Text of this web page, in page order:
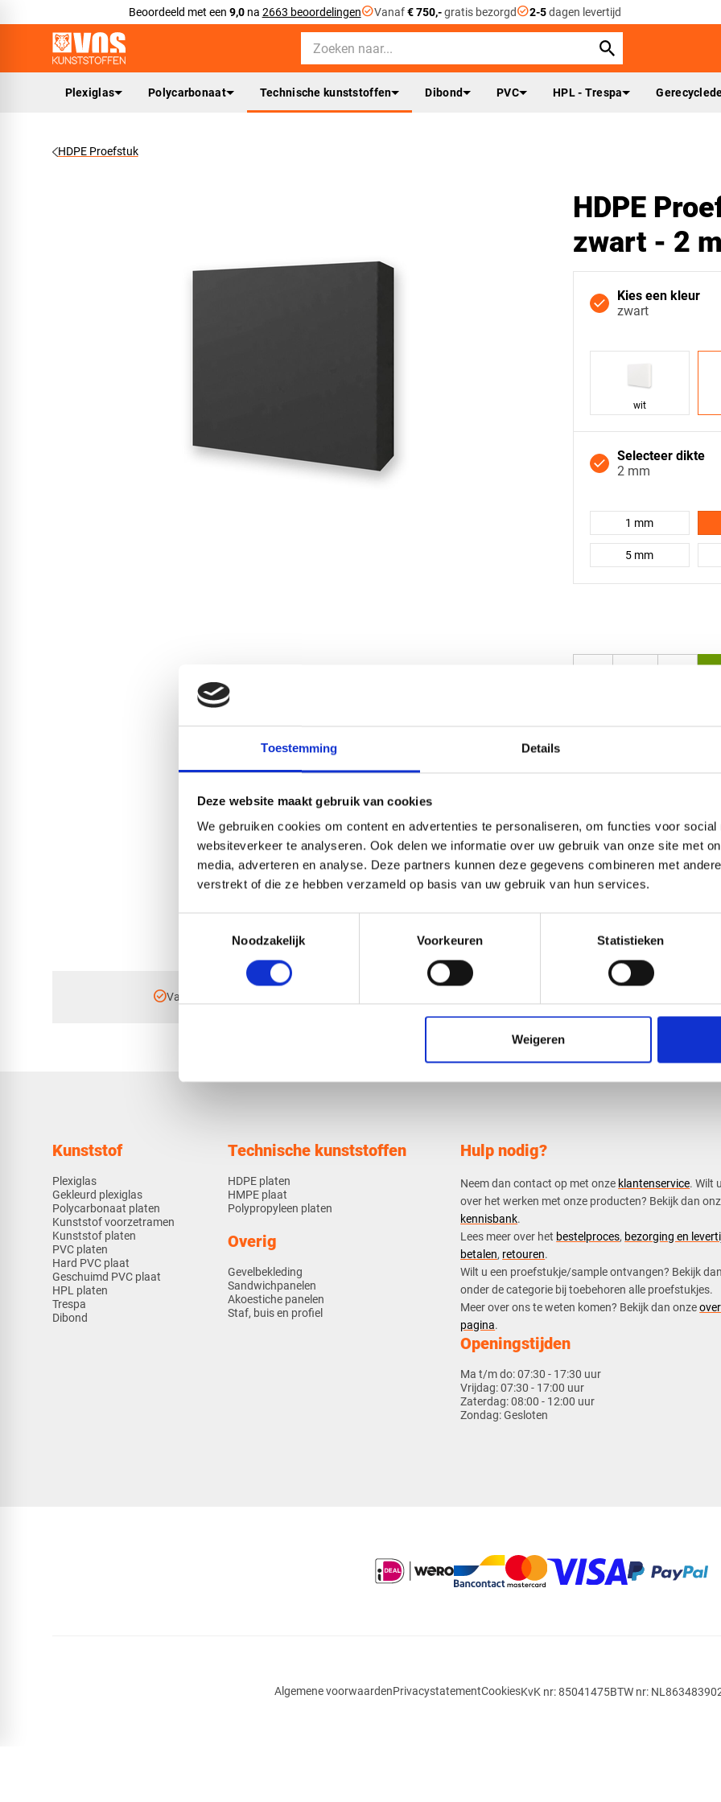
Toestemming Details
Deze website maakt gebruik van cookies
We gebruiken cookies om content en advertenties te personaliseren, om functies voor social
websiteverkeer te analyseren. Ook delen we informatie over uw gebruik van onze site met
media, adverteren en analyse. Deze partners kunnen deze gegevens combineren met
verstrekt of die ze hebben verzameld op basis van uw gebruik van hun services.
Noodzakelijk
Voorkeuren Statistieken
Weigeren
Beoordeeld met een 9,0na 2663 beoordelingencheck_circleVanaf€ 750,-gratis bezorgdcheck_circle2-5dagen levertijd
Plexiglas Polycarbonaat Technische kunststoffen Dibond PVC HPL - Trespa
HDPE Proefstuk
HDPE
zwart - 2
Kies een kleur
zwart
wit
Selecteer dikte
2 mm
1 mm
5 mm
Bewerkingsmogelijkheden:
Laserstraal snijden: Ja
Warm buigen: Ja
Koud zetten: Nee
check_circleVanaf
Kunststof
Plexiglas
Gekleurd plexiglas
Polycarbonaat platen
Kunststof voorzetramen
Kunststof platen
PVC platen
Hard PVC plaat
Geschuimd PVC plaat
HPL platen
Trespa
Dibond
Technische kunststoffen
HDPE platen
HMPE plaat
Polypropyleen platen
Overig
Gevelbekleding
Sandwichpanelen
Akoestiche panelen
Staf, buis en profiel
Hulp nodig?
Neem dan contact op met onze klantenservice. Wilt
over het werken met onze producten? Bekijk dan
kennisbank.
​Lees meer over het bestelproces, bezorging en
betalen, retouren.​
​Wilt u een proefstukje/sample ontvangen? Bekijk dan
onder de categorie bij toebehoren alle proefstukjes.
​​Meer over ons te weten komen? Bekijk dan onze
pagina.
Openingstijden
Ma t/m do:07:30 - 17:30 uur
Vrijdag:07:30 - 17:00 uur
Zaterdag:08:00 - 12:00 uur
Zondag:Gesloten
Algemene voorwaardenPrivacystatementCookiesKvK nr: 85041475BTW nr: